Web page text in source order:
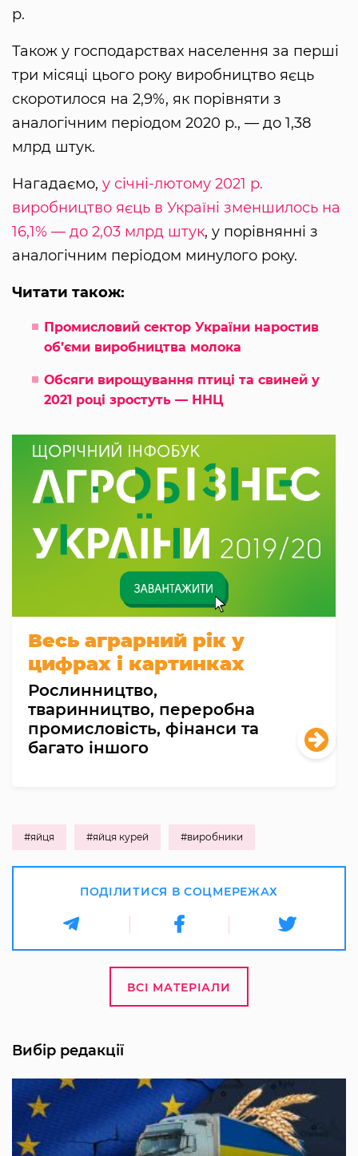
р.
Також у господарствах населення за перші
три місяці цього року виробництво яєць
скоротилося на 2,9%, як порівняти з
аналогічним періодом 2020 р., — до 1,38
млрд штук.
Нагадаємо, у січні-лютому 2021 р.
виробництво яєць в Україні зменшилось на
16,1% — до 2,03 млрд штук, у порівнянні з
аналогічним періодом минулого року.
Читати також:
Промисловий сектор України наростив
об’єми виробництва молока
Обсяги вирощування птиці та свиней у
2021 році зростуть — ННЦ
Весь аграрний рік у
цифрах і картинках
Рослинництво,
тваринництво, переробна
промисловість, фінанси та
багато іншого
#яйця #яйця курей #виробники
ПОДІЛИТИСЯ В СОЦМЕРЕЖАХ
ВСІ МАТЕРІАЛИ
Вибір редакції